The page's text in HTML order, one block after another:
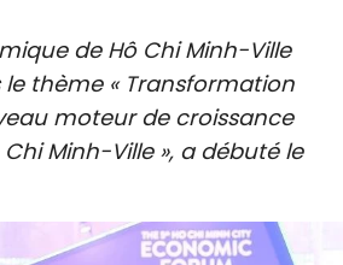
CULTURE
TOURISME
SPORT
de Hô Chi Minh-Ville
le thème « Transformation
moteur de croissance
Minh-Ville », a débuté le